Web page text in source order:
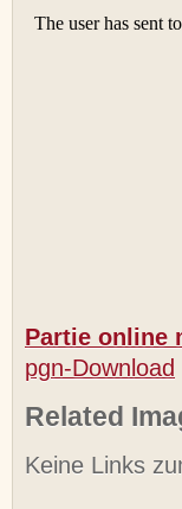
Partie online
pgn-Download
Related
Keine Links